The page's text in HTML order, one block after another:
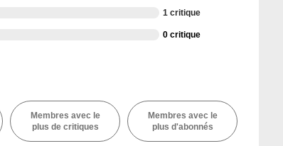
1 critique
0 critique
Membres avec le
plus de critiques
Membres avec le
plus d'abonnés